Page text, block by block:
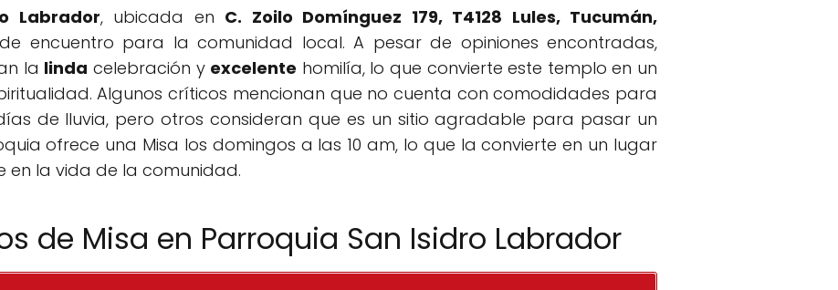
Labrador, ubicada en C. Zoilo Domínguez 179, T4128 Lules, Tucumán,
encuentro para la comunidad local. A pesar de opiniones encontradas,
la linda celebración y excelente homilía, lo que convierte este templo en un
Algunos críticos mencionan que no cuenta con comodidades para
de lluvia, pero otros consideran que es un sitio agradable para pasar un
ofrece una Misa los domingos a las 10 am, lo que la convierte en un lugar
en la vida de la comunidad.
de Misa en Parroquia San Isidro Labrador